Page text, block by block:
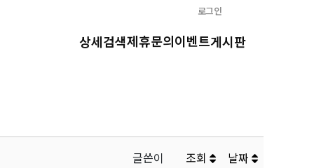
로그인
상세검색제휴문의이벤트게시판
글쓴이 조회 날짜